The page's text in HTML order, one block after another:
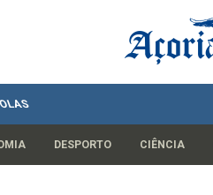
DESPORTO CIÊNCIA